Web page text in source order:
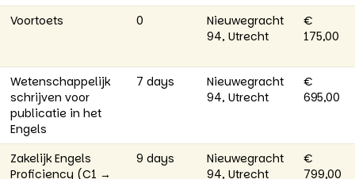
Voortoets 0
Nieuwegracht
94, Utrecht
€
175,00
Wetenschappelijk
schrijven voor
publicatie in het
Engels
7 days
Nieuwegracht
94, Utrecht
€
695,00
Zakelijk Engels
Proficiency (C1 →
9 days
Nieuwegracht
94, Utrecht
€
799,00